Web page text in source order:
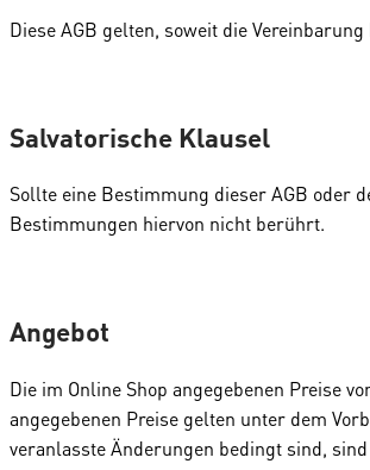
Diese AGB gelten, soweit die
Salvatorische Klausel
Sollte eine Bestimmung dieser AGB oder
Bestimmungen hiervon nicht berührt.
Angebot
Die im Online Shop angegebenen Preise
angegebenen Preise gelten unter dem
veranlasste Änderungen bedingt sind,